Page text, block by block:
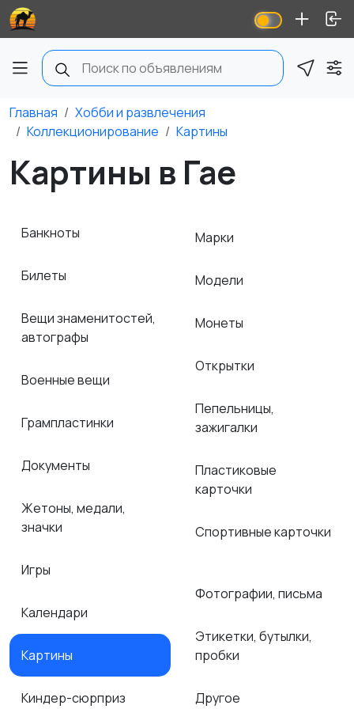
Главная
Хобби и развлечения
Коллекционирование
Картины
Картины в Гае
Банкноты
Билеты
Вещи знаменитостей,
автографы
Военные вещи
Грампластинки
Документы
Жетоны, медали,
значки
Игры
Календари
Картины
Киндер-сюрприз
Марки
Модели
Монеты
Открытки
Пепельницы,
зажигалки
Пластиковые
карточки
Спортивные карточки
Фотографии, письма
Этикетки, бутылки,
пробки
Другое